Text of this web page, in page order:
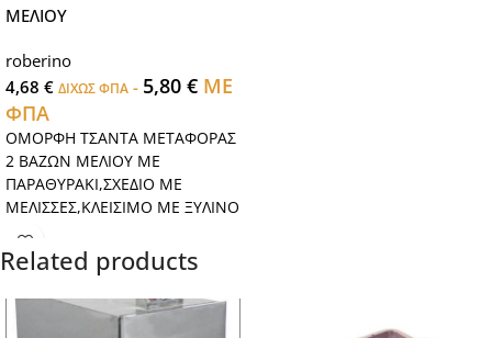
ΜΕΛΙΟΥ
roberino
4,68 € ΔΙΧΩΣ ΦΠΑ - 5,80 € ΜΕ
ΦΠΑ
ΟΜΟΡΦΗ ΤΣΑΝΤΑ ΜΕΤΑΦΟΡΑΣ
2 ΒΑΖΩΝ ΜΕΛΙΟΥ ΜΕ
ΠΑΡΑΘΥΡΑΚΙ,ΣΧΕΔΙΟ ΜΕ
ΜΕΛΙΣΣΕΣ,ΚΛΕΙΣΙΜΟ ΜΕ ΞΥΛΙΝΟ
ΚΟΥΜΠΙ.ΔΙΑΣΤΑΣΕΙΣ.21Χ10Χ16
Related products